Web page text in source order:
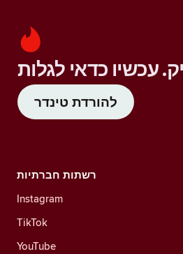
להורדת טינדר
רשתות חברתיות
Instagram
TikTok
YouTube